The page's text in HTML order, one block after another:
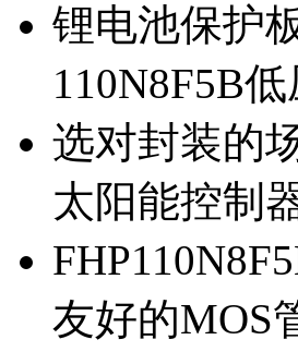
锂电池保护
110N8F5B
选对封装的
太阳能控制
友好的MOS